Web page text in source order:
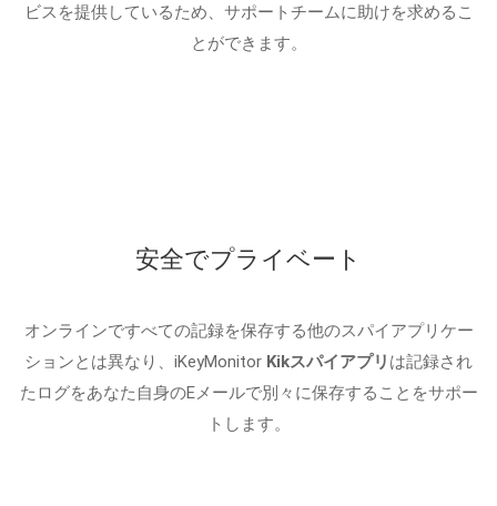
ビスを提供しているため、サポートチームに助けを求めるこ
とができます。
安全でプライベート
オンラインですべての記録を保存する他のスパイアプリケー
ションとは異なり、iKeyMonitor Kikスパイアプリ は記録され
たログをあなた自身のEメールで別々に保存することをサポー
トします。